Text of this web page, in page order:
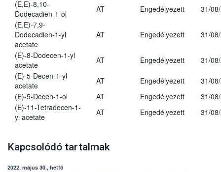
(E,E)-8,10-
Dodecadien-1-ol
AT Engedélyezett
31/
(E,E)-7,9-
Dodecadien-1-yl
acetate
AT Engedélyezett 31/
(E)-8-Dodecen-1-yl
acetate
AT Engedélyezett
31/
(E)-5-Decen-1-yl
acetate
AT Engedélyezett
31/
(E)-5-Decen-1-ol
AT Engedélyezett
31/
(E)-11-Tetradecen-1-
yl acetate
AT Engedélyezett 31/
Kapcsolódó tartalmak
2022. május 30., hétfő